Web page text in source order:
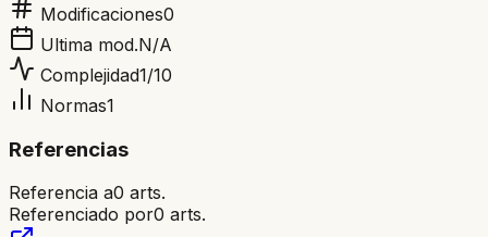
Modificaciones0
Ultima mod.N/A
Complejidad1/10
Normas1
Referencias
Referencia a0 arts.
Referenciado por0 arts.